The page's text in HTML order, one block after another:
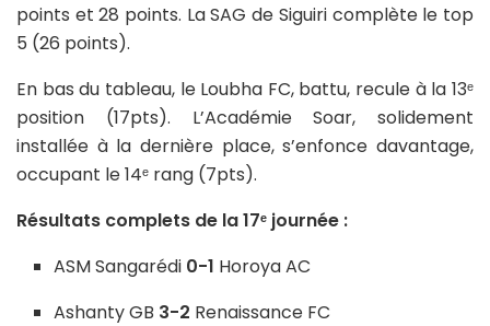
points et 28 points. La SAG de Siguiri complète le top
5 (26 points).
En bas du tableau, le Loubha FC, battu, recule à la 13ᵉ
position (17pts). L’Académie Soar, solidement
installée à la dernière place, s’enfonce davantage,
occupant le 14ᵉ rang (7pts).
Résultats complets de la 17ᵉ journée :
ASM Sangarédi 0-1 Horoya AC
Ashanty GB 3-2 Renaissance FC